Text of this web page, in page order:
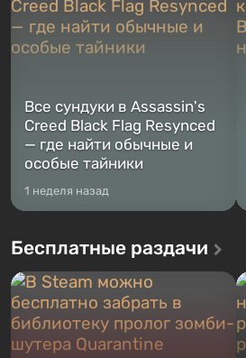
Все сундуки в Assassin's
Creed Black Flag Resynced
— где найти обычные и
особые тайники
1 неделя назад
Бесплатные раздачи